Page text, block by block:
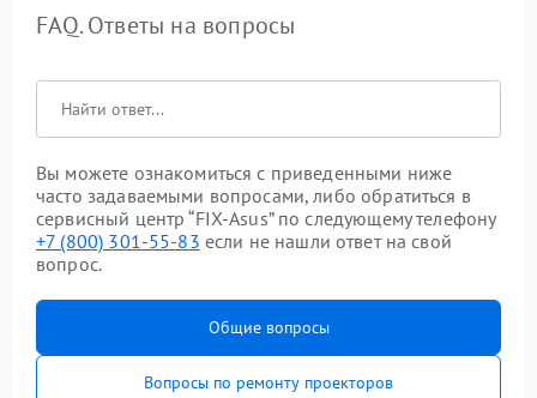
FAQ. Ответы на вопросы
Вы можете ознакомиться с приведенными ниже
часто задаваемыми вопросами, либо обратиться в
сервисный центр “FIX-Asus” по следующему телефону
+7 (800) 301-55-83 если не нашли ответ на свой
вопрос.
Общие вопросы
Вопросы по ремонту проекторов